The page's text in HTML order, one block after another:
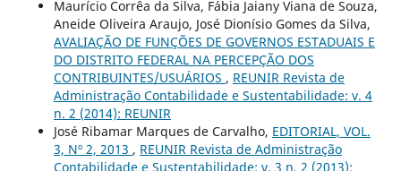
Maurício Corrêa da Silva, Fábia Jaiany Viana de Souza,
Aneide Oliveira Araujo, José Dionísio Gomes da Silva,
AVALIAÇÃO DE FUNÇÕES DE GOVERNOS ESTADUAIS E
DO DISTRITO FEDERAL NA PERCEPÇÃO DOS
CONTRIBUINTES/USUÁRIOS , REUNIR Revista de
Administração Contabilidade e Sustentabilidade: v. 4
n. 2 (2014): REUNIR
José Ribamar Marques de Carvalho, EDITORIAL, VOL.
3, Nº 2, 2013 , REUNIR Revista de Administração
Contabilidade e Sustentabilidade: v. 3 n. 2 (2013):